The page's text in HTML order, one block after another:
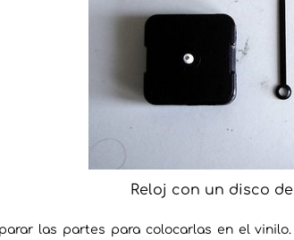
Reloj con un disco
las partes para colocarlas en el